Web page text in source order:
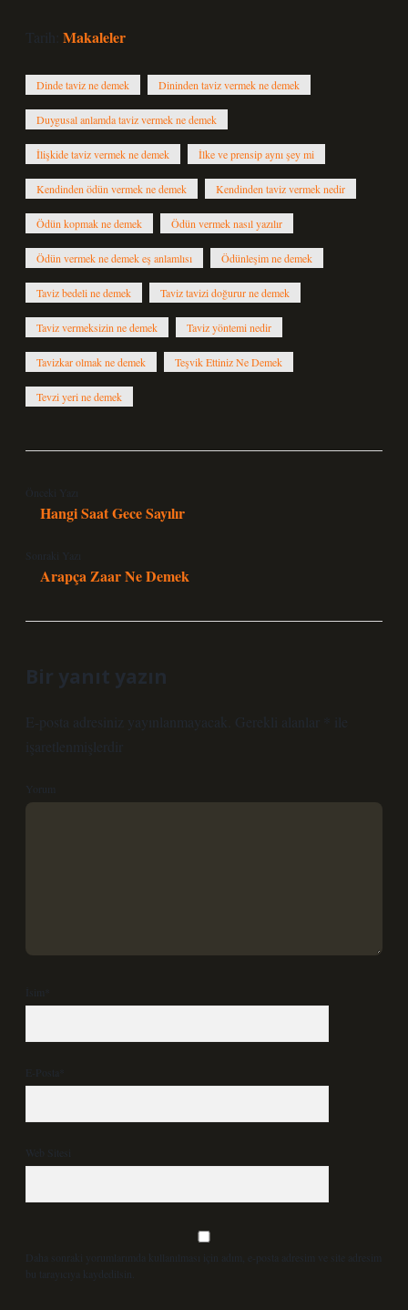
Tarih: Makaleler
Dinde taviz ne demek Dininden taviz vermek ne demek
Duygusal anlamda taviz vermek ne demek
İlişkide taviz vermek ne demek İlke ve prensip aynı şey mi
Kendinden ödün vermek ne demek Kendinden taviz vermek nedir
Ödün kopmak ne demek Ödün vermek nasıl yazılır
Ödün vermek ne demek eş anlamlısı Ödünleşim ne demek
Taviz bedeli ne demek Taviz tavizi doğurur ne demek
Taviz vermeksizin ne demek Taviz yöntemi nedir
Tavizkar olmak ne demek Teşvik Ettiniz Ne Demek
Tevzi yeri ne demek
Önceki Yazı
Hangi Saat Gece Sayılır
Sonraki Yazı
Arapça Zaar Ne Demek
Bir yanıt yazın
E-posta adresiniz yayınlanmayacak. Gerekli alanlar
ile
işaretlenmişlerdir
Yorum
İsim*
E-Posta*
Web Sitesi
Daha sonraki yorumlarımda kullanılması için adım, e-posta adresim ve site adresim
bu tarayıcıya kaydedilsin.